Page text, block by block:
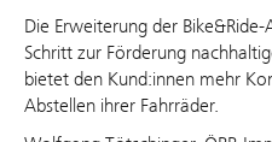
Die Erweiterung der
Schritt zur Förderung
bietet den Kund:innen mehr
Abstellen ihrer Fahrräder.